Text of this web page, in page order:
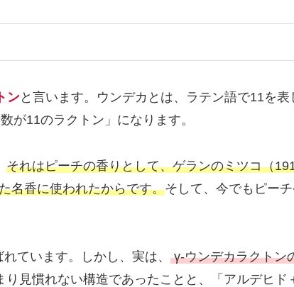
ンと言います。ウンデカとは、ラテン語で11を表
が11のラクトン」になります。
それはピーチの香りとして、ゲランのミツコ（
名香に使われたからです。そして、今でもピー
れています。しかし、実は、 γ-ウンデカラクトン
見慣れない構造であったことと、「アルデヒド